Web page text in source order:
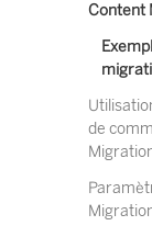
Content
de